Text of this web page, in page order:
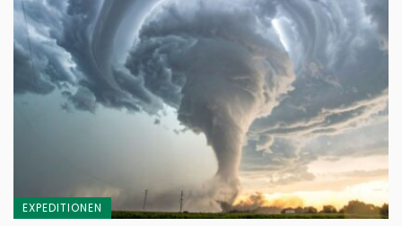
EXPEDITIONEN